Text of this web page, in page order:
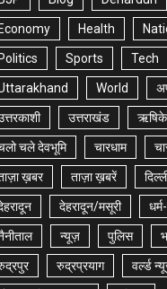
Economy Health
Politics Sports Tech
World
उत्तराखंड
चले देवभूमि चारधाम
ख़बर ताज़ा ख़बरें
देहरादून/मसूरी
न्यूज़ पुलिस
रुद्रप्रयाग वर्ल्ड